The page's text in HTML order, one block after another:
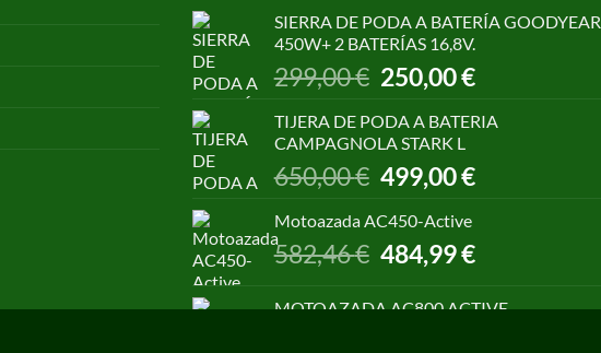
original
era:
1.055,00 €.
actual
SIERRA DE PODA A BATERÍA GOODYEAR
450W+ 2 BATERÍAS 16,8V.
299,00€ El
precio
original
era:
299,00 €.
250,00€El
actual
250,00 €.
TIJERA DE PODA A BATERIA
CAMPAGNOLA STARK L
650,00€
El
precio
original
650,00 €.
499,00€El
499,00 €.
Motoazada AC450-Active
582,46€
El
precio
484,99€El
MOTOAZADA AC800 ACTIVE